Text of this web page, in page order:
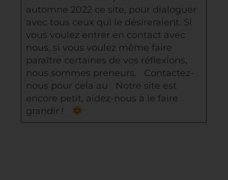
automne 2022 ce site, pour dialoguer
avec tous ceux qui le désireraient. Si
vous voulez entrer en contact avec
nous, si vous voulez même faire
paraître certaines de vos réflexions,
nous sommes preneurs. Contactez-
nous pour cela au Notre site est
encore petit, aidez-nous à le faire
grandir !